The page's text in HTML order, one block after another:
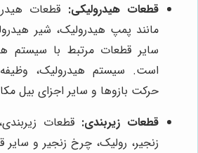
قطعات هیدرولیکی: قطعات
مانند پمپ هیدرولیک، شیر
سایر قطعات مرتبط با سیستم
است. سیستم هیدرولیک، وظیفه
حرکت بازوها و سایر اجزای بیل
قطعات زیربندی: قطعات
زنجیر، رولیک، چرخ زنجیر و